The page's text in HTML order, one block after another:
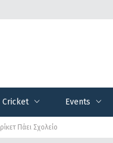
Cricket Events
Πάει Σχολείο